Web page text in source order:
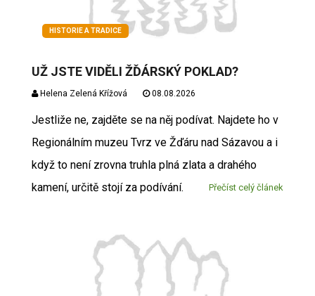
HISTORIE A TRADICE
UŽ JSTE VIDĚLI ŽĎÁRSKÝ POKLAD?
Helena Zelená Křížová 08.08.2026
Jestliže ne, zajděte se na něj podívat. Najdete ho v
Regionálním muzeu Tvrz ve Žďáru nad Sázavou a i
když to není zrovna truhla plná zlata a drahého
kamení, určitě stojí za podívání.
Přečíst celý článek